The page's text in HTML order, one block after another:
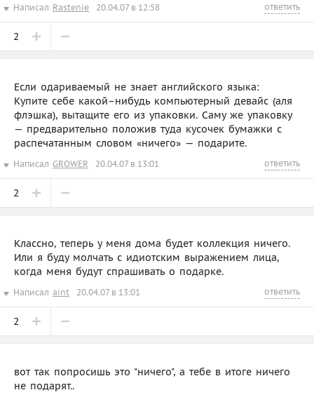
Написал Rastenie 20.04.07 в 12:58 ответить
2
Если одариваемый не знает английского языка:
Купите себе какой–нибудь компьютерный девайс (аля
флэшка), вытащите его из упаковки. Саму же упаковку
— предварительно положив туда кусочек бумажки с
распечатанным словом «ничего» — подарите.
Написал GROWER 20.04.07 в 13:01 ответить
2
Классно, теперь у меня дома будет коллекция ничего.
Или я буду молчать с идиотским выражением лица,
когда меня будут спрашивать о подарке.
Написал aint 20.04.07 в 13:01 ответить
2
вот так попросишь это "ничего", а тебе в итоге ничего
не подарят..